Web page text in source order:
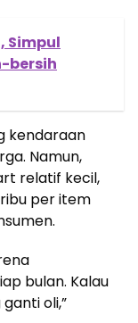
Simpul
bersih
kendaraan
Namun,
relatif kecil,
per item
bulan. Kalau
oli,”